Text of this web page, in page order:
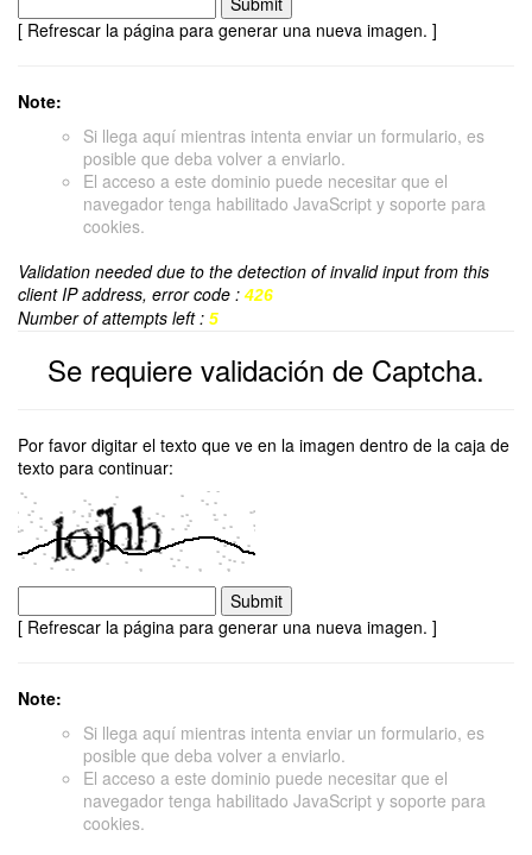
[ Refrescar la página para generar una nueva imagen. ]
Note:
Si llega aquí mientras intenta enviar un formulario, es
posible que deba volver a enviarlo.
El acceso a este dominio puede necesitar que el
navegador tenga habilitado JavaScript y soporte para
cookies.
Validation needed due to the detection of invalid input from this
client IP address, error code : 426
Number of attempts left : 5
Se requiere validación de Captcha.
Por favor digitar el texto que ve en la imagen dentro de la caja de
texto para continuar:
[ Refrescar la página para generar una nueva imagen. ]
Note:
Si llega aquí mientras intenta enviar un formulario, es
posible que deba volver a enviarlo.
El acceso a este dominio puede necesitar que el
navegador tenga habilitado JavaScript y soporte para
cookies.